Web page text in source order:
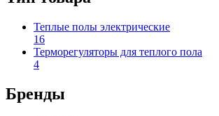
Теплые полы электрические
16
Apply Теплые полы электрические filter
Терморегуляторы для теплого пола
4
Бренды